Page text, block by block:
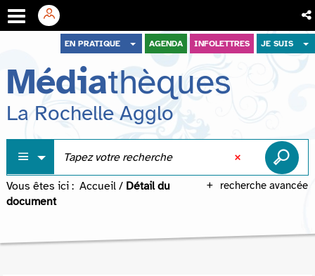
menu
contenu
recherche
EN PRATIQUE AGENDA INFOLETTRES JE SUIS
Médiathèques
La Rochelle Agglo
recherche avancée
Vous êtes ici : Accueil / Détail du
document